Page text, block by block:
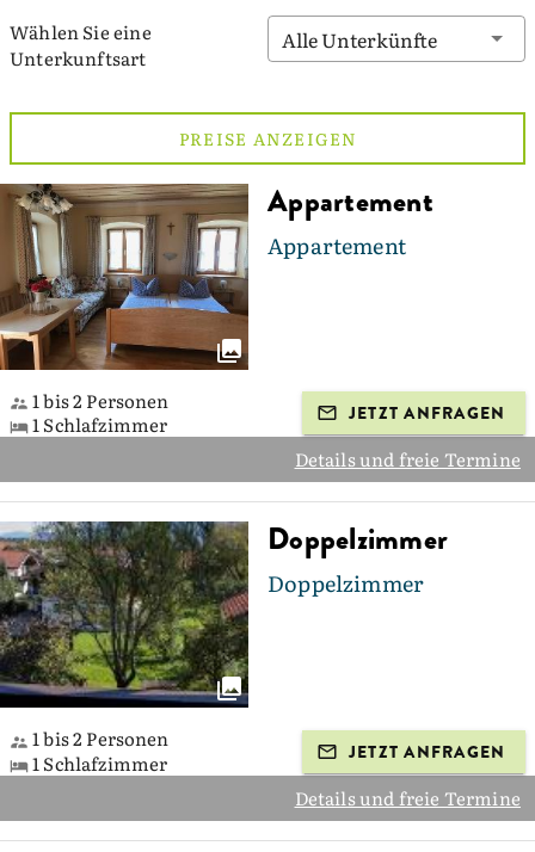
Wählen Sie eine
Unterkunftsart
Alle Unterkünfte
PREISE ANZEIGEN
Appartement
Appartement
1 bis 2 Personen
1 Schlafzimmer
JETZT ANFRAGEN
Details und freie Termine
Doppelzimmer
Doppelzimmer
1 bis 2 Personen
1 Schlafzimmer
JETZT ANFRAGEN
Details und freie Termine